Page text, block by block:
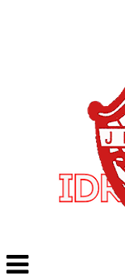
Veksle
navigasjon